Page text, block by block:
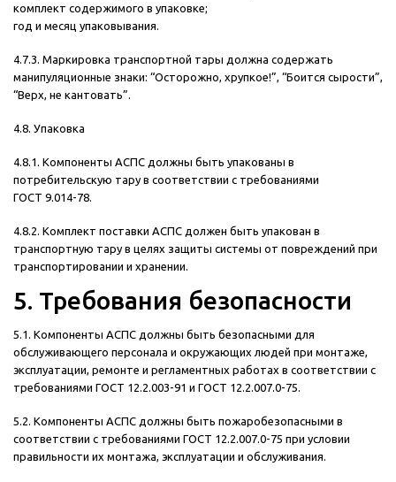
комплект содержимого в упаковке;
год и месяц упаковывания.
4.7.3. Маркировка транспортной тары должна содержать
манипуляционные знаки: “Осторожно, хрупкое!”, “Боится сырости”,
“Верх, не кантовать”.
4.8. Упаковка
4.8.1. Компоненты АСПС должны быть упакованы в
потребительскую тару в соответствии с требованиями
ГОСТ 9.014-78.
4.8.2. Комплект поставки АСПС должен быть упакован в
транспортную тару в целях защиты системы от повреждений при
транспортировании и хранении.
5. Требования безопасности
5.1. Компоненты АСПС должны быть безопасными для
обслуживающего персонала и окружающих людей при монтаже,
эксплуатации, ремонте и регламентных работах в соответствии с
требованиями ГОСТ 12.2.003-91 и ГОСТ 12.2.007.0-75.
5.2. Компоненты АСПС должны быть пожаробезопасными в
соответствии с требованиями ГОСТ 12.2.007.0-75 при условии
правильности их монтажа, эксплуатации и обслуживания.